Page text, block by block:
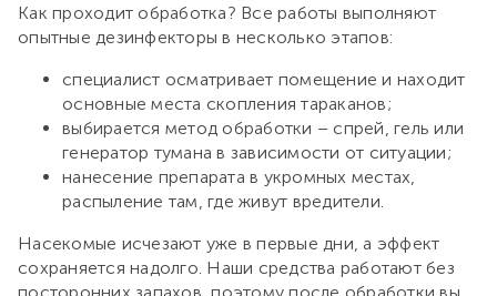
Как проходит обработка? Все работы выполняют
опытные дезинфекторы в несколько этапов:
специалист осматривает помещение и находит
основные места скопления тараканов;
выбирается метод обработки – спрей, гель или
генератор тумана в зависимости от ситуации;
нанесение препарата в укромных местах,
распыление там, где живут вредители.
Насекомые исчезают уже в первые дни, а эффект
сохраняется надолго. Наши средства работают без